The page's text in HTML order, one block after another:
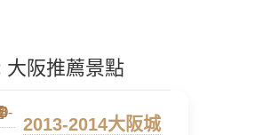
大阪推薦景點
2013-2014大阪城